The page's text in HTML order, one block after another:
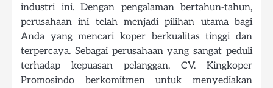
industri ini. Dengan pengalaman bertahun-tahun,
perusahaan ini telah menjadi pilihan utama bagi
Anda yang mencari koper berkualitas tinggi dan
terpercaya. Sebagai perusahaan yang sangat peduli
terhadap kepuasan pelanggan, CV. Kingkoper
Promosindo berkomitmen untuk menyediakan